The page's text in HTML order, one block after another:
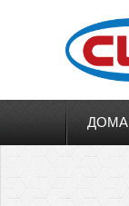
ДОМА